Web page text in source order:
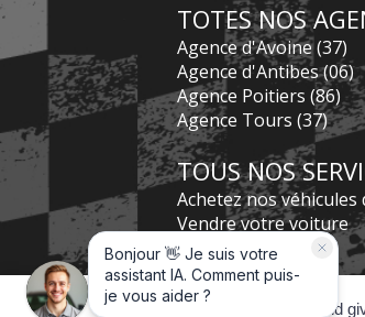
TOTES NOS
Agence d'Avoine (37)
Agence d'Antibes (06)
Agence Poitiers (86)
Agence Tours (37)
TOUS NOS
Achetez nos véhicules
Vendre votre voiture
Nos Services
Nos Financements
Préparation esthétique
This site uses cookies and